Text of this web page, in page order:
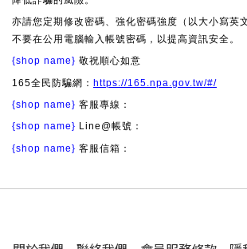
亦請您定期修改密碼、強化密碼強度（以大小寫英
不要在公用電腦輸入帳號密碼，以提高資訊安全。
{shop name} 敬祝順心如意
165全民防騙網： https://165.npa.gov.tw/#/
{shop name} 客服專線：
{shop name} Line@帳號：
{shop name} 客服信箱：